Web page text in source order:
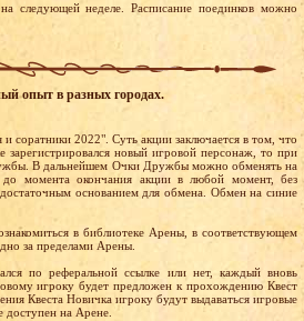
следующей неделе. Расписание поединков можно
опыт в разных городах.
соратники 2022". Суть акции заключается в том, что
новый игровой персонаж, то при
В дальнейшем Очки Дружбы можно обменять на
момента окончания акции в любой момент, без
основанием для обмена. Обмен на синие
в библиотеке Арены, в соответствующем
за пределами Арены.
по реферальной ссылке или нет, каждый вновь
игроку будет предложен к прохождению Квест
Квеста Новичка игроку будут выдаваться игровые
доступен на Арене.